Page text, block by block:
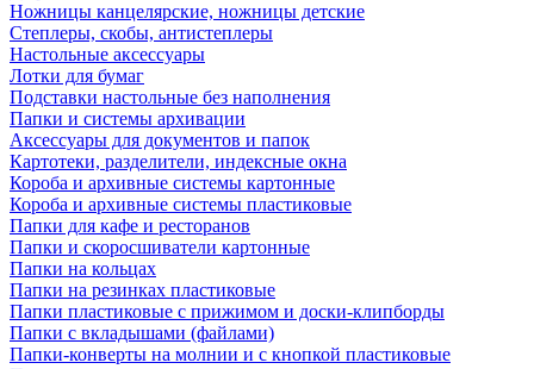
Ножницы канцелярские, ножницы детские
Степлеры, скобы, антистеплеры
Настольные аксессуары
Лотки для бумаг
Подставки настольные без наполнения
Папки и системы архивации
Аксессуары для документов и папок
Картотеки, разделители, индексные окна
Короба и архивные системы картонные
Короба и архивные системы пластиковые
Папки для кафе и ресторанов
Папки и скоросшиватели картонные
Папки на кольцах
Папки на резинках пластиковые
Папки пластиковые с прижимом и доски-клипборды
Папки с вкладышами (файлами)
Папки-конверты на молнии и с кнопкой пластиковые